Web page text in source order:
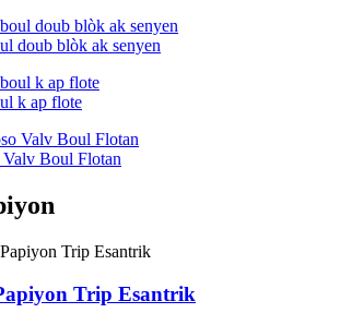
doub blòk ak senyen
k ap flote
Boul Flotan
Trip Esantrik